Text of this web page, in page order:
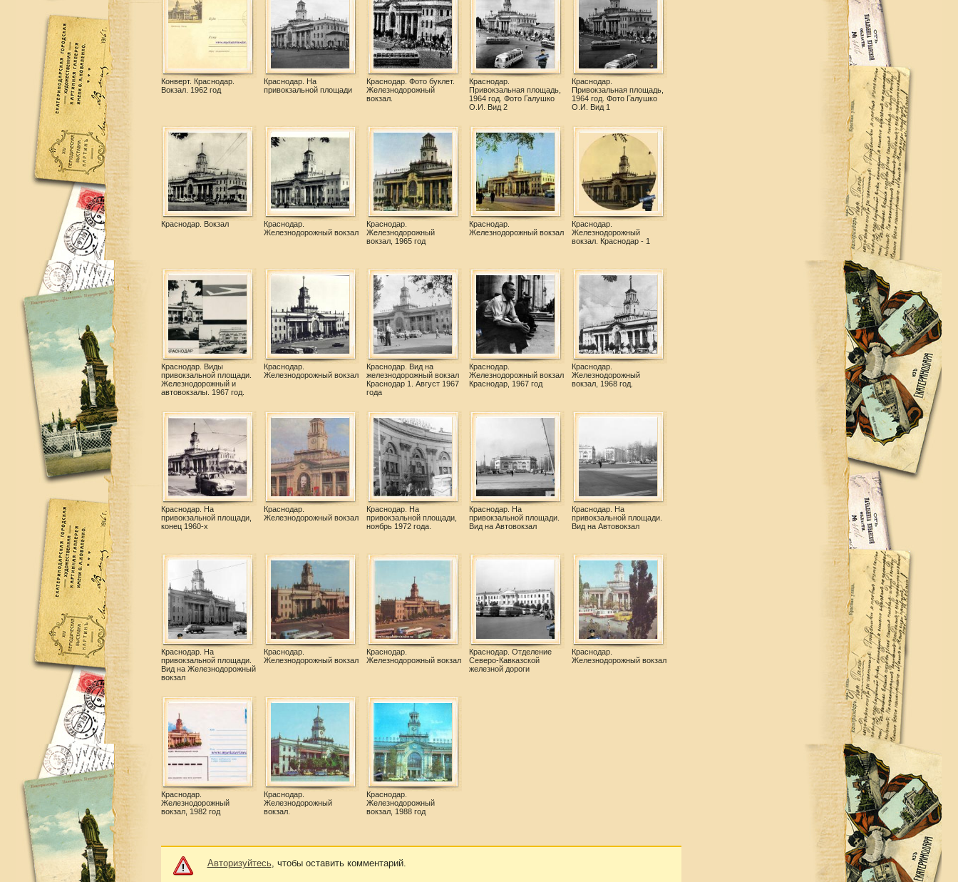
Конверт. Краснодар.
Вокзал. 1962 год
Краснодар. На
привокзальной площади
Краснодар. Фото буклет.
Железнодорожный
вокзал.
Краснодар.
Привокзальная площадь,
1964 год. Фото Галушко
О.И. Вид 2
Краснодар.
Привокзальная площадь,
1964 год. Фото Галушко
О.И. Вид 1
Краснодар. Вокзал
Краснодар.
Железнодорожный вокзал
Краснодар.
Железнодорожный
вокзал, 1965 год
Краснодар.
Железнодорожный вокзал
Краснодар.
Железнодорожный
вокзал. Краснодар - 1
Краснодар. Виды
привокзальной площади.
Железнодорожный и
автовокзалы. 1967 год.
Краснодар.
Железнодорожный вокзал
Краснодар. Вид на
железнодорожный вокзал
Краснодар 1. Август 1967
года
Краснодар.
Железнодорожный вокзал
Краснодар, 1967 год
Краснодар.
Железнодорожный
вокзал, 1968 год.
Краснодар. На
привокзальной площади,
конец 1960-х
Краснодар.
Железнодорожный вокзал
Краснодар. На
привокзальной площади,
ноябрь 1972 года.
Краснодар. На
привокзальной площади.
Вид на Автовокзал
Краснодар. На
привокзальной площади.
Вид на Автовокзал
Краснодар. На
привокзальной площади.
Вид на Железнодорожный
вокзал
Краснодар.
Железнодорожный вокзал
Краснодар.
Железнодорожный вокзал
Краснодар. Отделение
Северо-Кавказской
железной дороги
Краснодар.
Железнодорожный вокзал
Краснодар.
Железнодорожный
вокзал, 1982 год
Краснодар.
Железнодорожный
вокзал.
Краснодар.
Железнодорожный
вокзал, 1988 год
Авторизуйтесь, чтобы оставить комментарий.